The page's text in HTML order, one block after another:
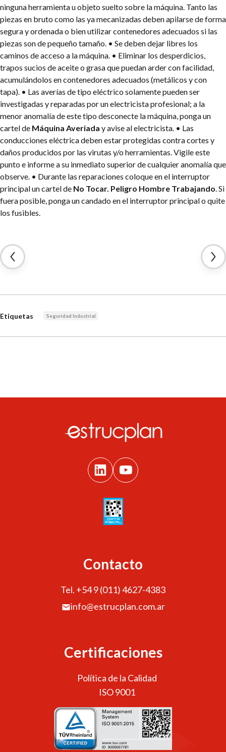
ninguna herramienta u objeto suelto sobre la máquina. Tanto las
piezas en bruto como las ya mecanizadas deben apilarse de forma
segura y ordenada o bien utilizar contenedores adecuados si las
piezas son de pequeño tamaño. • Se deben dejar libres los
caminos de acceso a la máquina. • Eliminar los desperdicios,
trapos sucios de aceite o grasa que puedan arder con facilidad,
acumulándolos en contenedores adecuados (metálicos y con
tapa). • Las averías de tipo eléctrico solamente pueden ser
investigadas y reparadas por un electricista profesional; a la
menor anomalía de este tipo desconecte la máquina, ponga un
cartel de Máquina Averiada y avise al electricista. • Las
conducciones eléctrica deben estar protegidas contra cortes y
daños producidos por las virutas y/o herramientas. Vigile este
punto e informe a su inmediato superior de cualquier anomalía que
observe. • Durante las reparaciones coloque en el interruptor
principal un cartel de No Tocar. Peligro Hombre Trabajando. Si
fuera posible, ponga un candado en el interruptor principal o quite
los fusibles.
Etiquetas Seguridad Industrial
Contacto
Tel. +54 9 (011) 4627-4383
info@estrucplan.com.ar
Certificaciones
Política de la Calidad
ISO 9001